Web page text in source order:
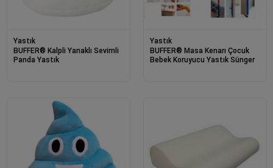
Yastık
BUFFER® Kalpli Yanaklı Sevimli
Panda Yastık
Yastık
BUFFER® Masa Kenarı Çocuk
Bebek Koruyucu Yastık Sünger